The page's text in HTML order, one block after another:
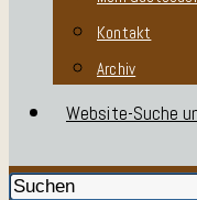
Kontakt
Archiv
Website-Suche